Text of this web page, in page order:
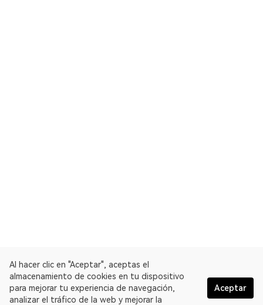
Al hacer clic en "Aceptar", aceptas el
almacenamiento de cookies en tu dispositivo
para mejorar tu experiencia de navegación,
analizar el tráfico de la web y mejorar la
Aceptar